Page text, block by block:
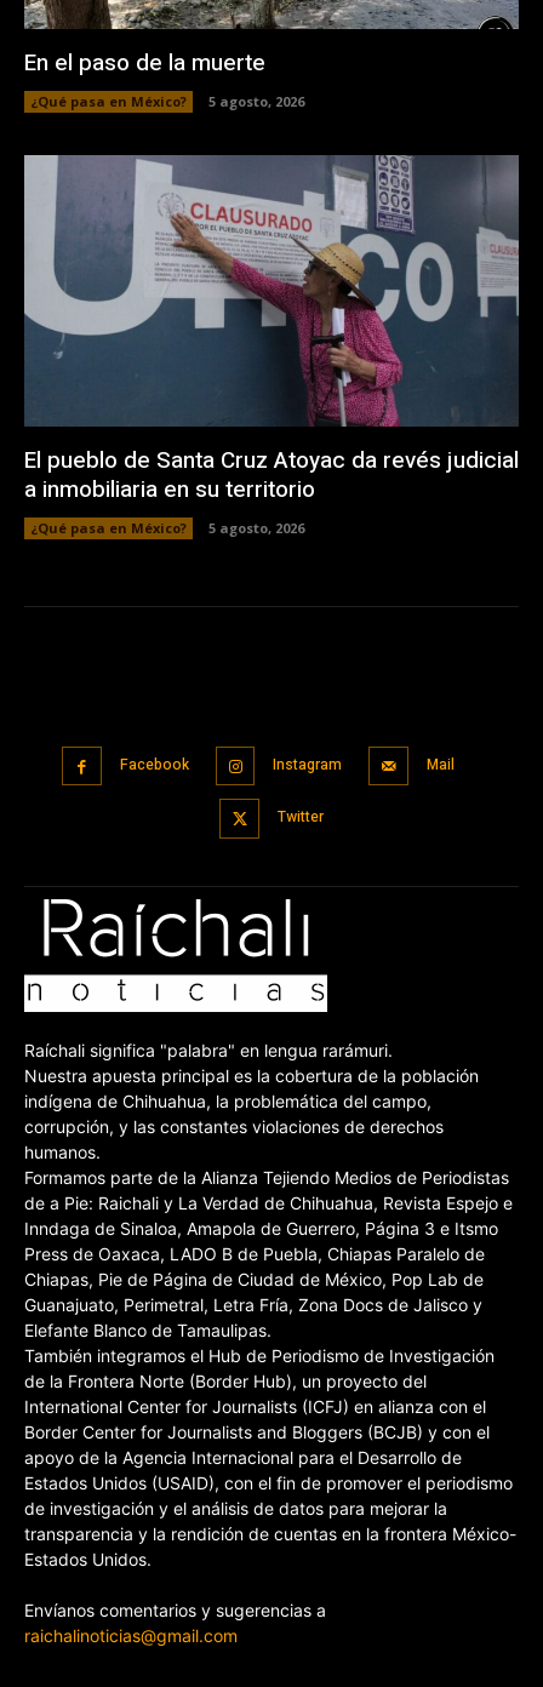
En el paso de la muerte
¿Qué pasa en México? 5 agosto, 2026
El pueblo de Santa Cruz Atoyac da revés judicial
a inmobiliaria en su territorio
¿Qué pasa en México? 5 agosto, 2026
Facebook Instagram Mail
Twitter
Raíchali significa "palabra" en lengua rarámuri.
Nuestra apuesta principal es la cobertura de la población
indígena de Chihuahua, la problemática del campo,
corrupción, y las constantes violaciones de derechos
humanos.
Formamos parte de la Alianza Tejiendo Medios de Periodistas
de a Pie: Raichali y La Verdad de Chihuahua, Revista Espejo e
Inndaga de Sinaloa, Amapola de Guerrero, Página 3 e Itsmo
Press de Oaxaca, LADO B de Puebla, Chiapas Paralelo de
Chiapas, Pie de Página de Ciudad de México, Pop Lab de
Guanajuato, Perimetral, Letra Fría, Zona Docs de Jalisco y
Elefante Blanco de Tamaulipas.
También integramos el Hub de Periodismo de Investigación
de la Frontera Norte (Border Hub), un proyecto del
International Center for Journalists (ICFJ) en alianza con el
Border Center for Journalists and Bloggers (BCJB) y con el
apoyo de la Agencia Internacional para el Desarrollo de
Estados Unidos (USAID), con el fin de promover el periodismo
de investigación y el análisis de datos para mejorar la
transparencia y la rendición de cuentas en la frontera México-
Estados Unidos.
Envíanos comentarios y sugerencias a
raichalinoticias@gmail.com